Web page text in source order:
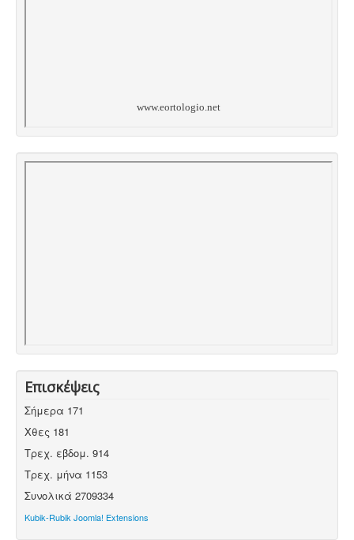
Επισκέψεις
Σήμερα 171
Χθες 181
Τρεχ. εβδομ. 914
Τρεχ. μήνα 1153
Συνολικά 2709334
Kubik-Rubik Joomla! Extensions